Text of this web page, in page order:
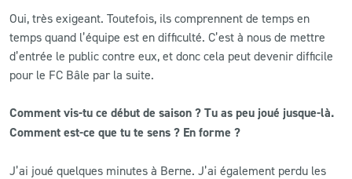
Oui, très exigeant. Toutefois, ils comprennent de temps en
temps quand l’équipe est en difficulté. C’est à nous de mettre
d’entrée le public contre eux, et donc cela peut devenir difficile
pour le FC Bâle par la suite.
Comment vis-tu ce début de saison ? Tu as peu joué jusque-là.
Comment est-ce que tu te sens ? En forme ?
J’ai joué quelques minutes à Berne. J’ai également perdu les